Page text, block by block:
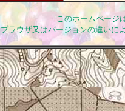
このホームページ
ブラウザ又はバージョンの違いに